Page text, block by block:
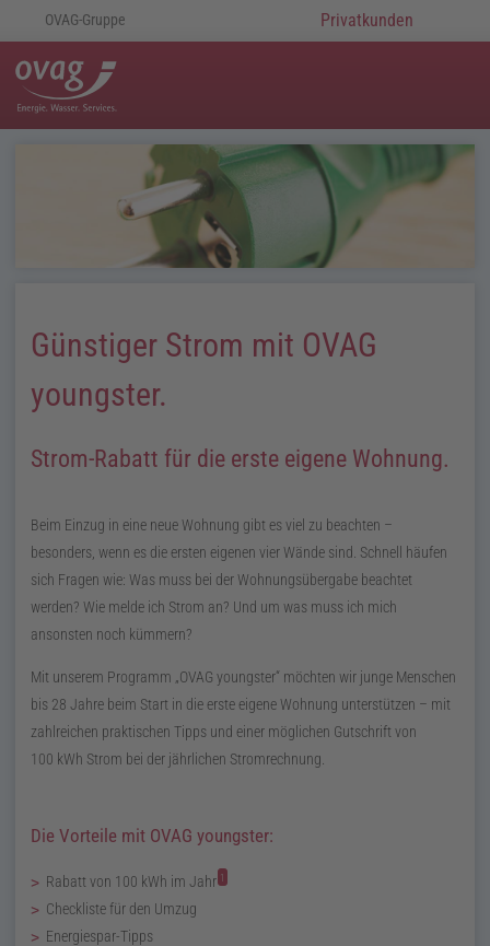
OVAG-Gruppe Privatkunden
Günstiger Strom mit OVAG
youngster.
Strom-Rabatt für die erste eigene Wohnung.
Beim Einzug in eine neue Wohnung gibt es viel zu beachten –
besonders, wenn es die ersten eigenen vier Wände sind. Schnell häufen
sich Fragen wie: Was muss bei der Wohnungsübergabe beachtet
werden? Wie melde ich Strom an? Und um was muss ich mich
ansonsten noch kümmern?
Mit unserem Programm „OVAG youngster“ möchten wir junge Menschen
bis 28 Jahre beim Start in die erste eigene Wohnung unterstützen – mit
zahlreichen praktischen Tipps und einer möglichen Gutschrift von
100 kWh Strom bei der jährlichen Stromrechnung.
Die Vorteile mit OVAG youngster:
Rabatt von 100 kWh im Jahr 1
Checkliste für den Umzug
Energiespar-Tipps